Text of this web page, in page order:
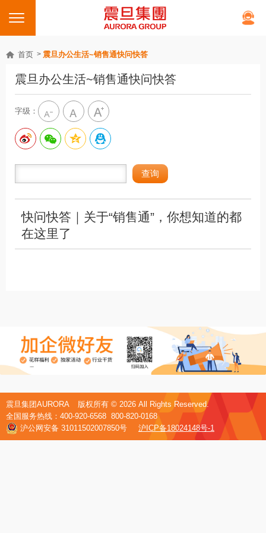
首页 震旦办公生活~销售通快问快答
震旦办公生活~销售通快问快答
字级：
快问快答｜关于“销售通”，你想知道的都
在这里了
震旦集团AURORA 版权所有 © 2026 All Rights Reserved.
全国服务热线：400-920-6568 800-820-0168
沪公网安备 31011502007850号
沪ICP备18024148号-1